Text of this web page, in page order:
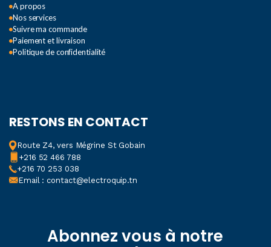
A propos
Nos services
Suivre ma commande
Paiement et livraison
Politique de confidentialité
RESTONS EN CONTACT
Route Z4, vers Mégrine St Gobain
+216 52 466 788
+216 70 253 038
Email : contact@electroquip.tn
Abonnez vous à notre